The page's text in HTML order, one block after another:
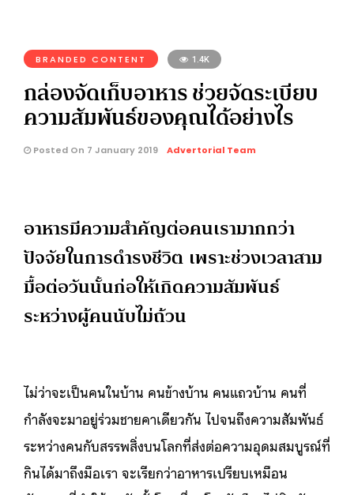
BRANDED CONTENT 1.4K
กล่องจัดเก็บอาหาร ช่วยจัดระเบียบ
ความสัมพันธ์ของคุณได้อย่างไร
Posted On 7 January 2019 Advertorial Team
อาหารมีความสำคัญต่อคนเรามากกว่า
ปัจจัยในการดำรงชีวิต เพราะช่วงเวลาสาม
มื้อต่อวันนั้นก่อให้เกิดความสัมพันธ์
ระหว่างผู้คนนับไม่ถ้วน
ไม่ว่าจะเป็นคนในบ้าน คนข้างบ้าน คนแถวบ้าน คนที่
กำลังจะมาอยู่ร่วมชายคาเดียวกัน ไปจนถึงความสัมพันธ์
ระหว่างคนกับสรรพสิ่งบนโลกที่ส่งต่อความอุดมสมบูรณ์ที่
กินได้มาถึงมือเรา จะเรียกว่าอาหารเปรียบเหมือน